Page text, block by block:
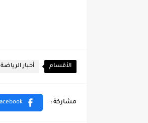
الأقسام أخبار الرياضة